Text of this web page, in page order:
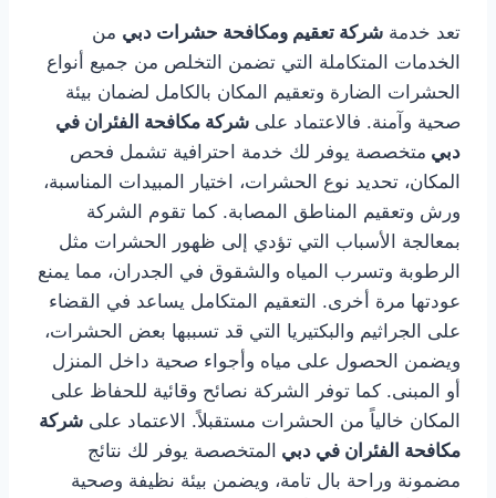
تعد خدمة شركة تعقيم ومكافحة حشرات دبي من
الخدمات المتكاملة التي تضمن التخلص من جميع أنواع
الحشرات الضارة وتعقيم المكان بالكامل لضمان بيئة
صحية وآمنة. فالاعتماد على شركة مكافحة الفئران في
دبي متخصصة يوفر لك خدمة احترافية تشمل فحص
المكان، تحديد نوع الحشرات، اختيار المبيدات المناسبة،
ورش وتعقيم المناطق المصابة. كما تقوم الشركة
بمعالجة الأسباب التي تؤدي إلى ظهور الحشرات مثل
الرطوبة وتسرب المياه والشقوق في الجدران، مما يمنع
عودتها مرة أخرى. التعقيم المتكامل يساعد في القضاء
على الجراثيم والبكتيريا التي قد تسببها بعض الحشرات،
ويضمن الحصول على مياه وأجواء صحية داخل المنزل
أو المبنى. كما توفر الشركة نصائح وقائية للحفاظ على
المكان خالياً من الحشرات مستقبلاً. الاعتماد على شركة
مكافحة الفئران في دبي المتخصصة يوفر لك نتائج
مضمونة وراحة بال تامة، ويضمن بيئة نظيفة وصحية